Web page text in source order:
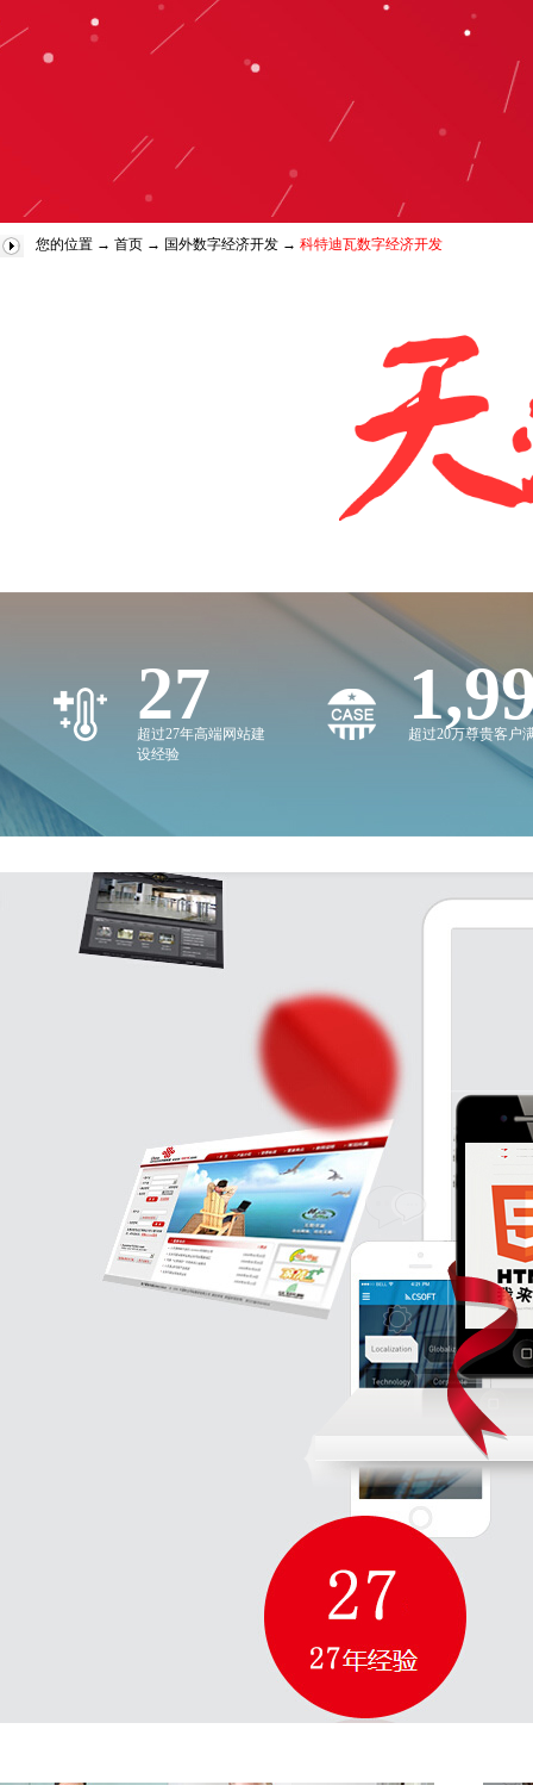
您的位置 → 首页 → 国外数字经济开发 → 科特迪瓦数字经济开发
27
超过27年高端网站建
设经验
超过20万尊贵客户